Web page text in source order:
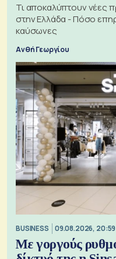
Τι αποκαλύπτουν νέες
στην Ελλάδα - Πόσο
καύσωνες
Ανθή Γεωργίου
BUSINESS 09.08.2026, 20:59
Με γοργούς